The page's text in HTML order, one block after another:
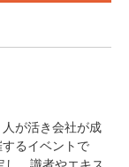
が活き会社が成
るイベントで